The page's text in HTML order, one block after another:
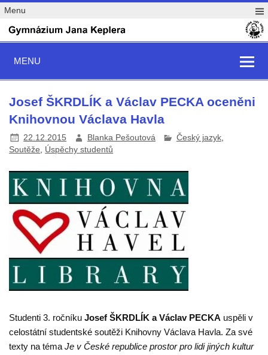
Menu
MENU
Josef ŠKRDLÍK a Václav PECKA oceněni
Knihovnou Václava Havla
22.12.2015 Blanka Pešoutová Český jazyk,
Soutěže, Úspěchy studentů
Studenti 3. ročníku Josef ŠKRDLÍK a Václav PECKA uspěli v
celostátní studentské soutěži Knihovny Václava Havla. Za své
texty na témaJe v České republice prostor pro lidi jiných kultur